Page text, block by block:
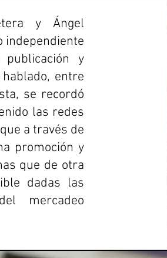
y Ángel
independiente
y
entre
se recordó
las redes
a través de
promoción y
que de otra
dadas las
mercadeo